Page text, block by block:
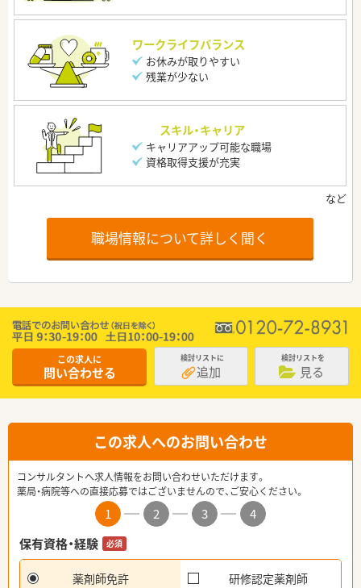
ワークライフバランス
お休みが取りやすい
残業が少ない
スキル・キャリア
キャリアアップ可能な職場
資格取得支援が充実
職場情報について詳しく聞く
この求人に
問い合わせる
検討リストに
追加
検討リストを
見る
この求人へのお問い合わせ
コンサルタントへ求人情報をお問い合わせいただけます。
薬局・病院等への直接応募ではございませんので、ご安心ください。
1 2 3
4
保有資格・経験
必須
薬剤師免許 研修認定薬剤師